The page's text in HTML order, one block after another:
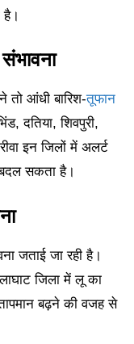
है।
तो आंधी बारिश-तूफान
दतिया, शिवपुरी,
इन जिलों में अलर्ट
सकता है।
जताई जा रही है।
जिला में लू का
बढ़ने की वजह से